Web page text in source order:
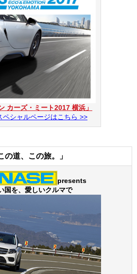
カーズ・ミート2017 横浜」
ペシャルページはこちら >>
の道、この旅。」
presents
国を、愛しいクルマで